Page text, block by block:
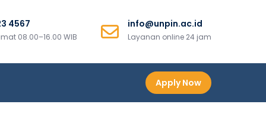
4567
08.00–16.00 WIB
info@unpin.ac.id
Layanan online 24 jam
Apply Now